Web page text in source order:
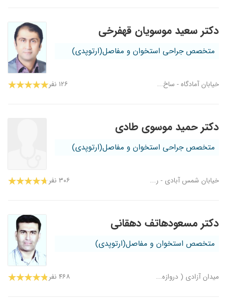
دکتر سعید موسویان قهفرخی
متخصص جراحی استخوان و مفاصل(ارتوپدی)
خیابان آمادگاه - ساخ... ۱۲۶ نفر
دکتر حمید موسوی طادی
متخصص جراحی استخوان و مفاصل(ارتوپدی)
خیابان شمس آبادی - ر... ۳۰۶ نفر
دکتر مسعودهاتف دهقانی
متخصص استخوان و مفاصل(ارتوپدی)
میدان آزادی ( دروازه... ۴۶۸ نفر